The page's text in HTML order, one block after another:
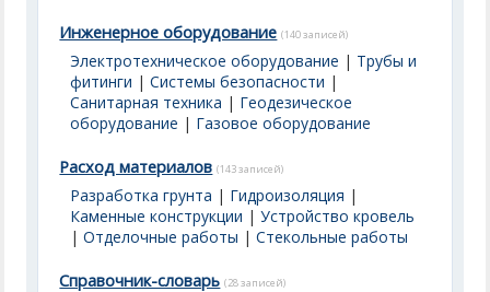
Инженерное оборудование (140 записей)
Электротехническое оборудование | Трубы и
фитинги |Системы безопасности |
Санитарная техника | Геодезическое
оборудование | Газовое оборудование
Расход материалов (143 записей)
Разработка грунта | Гидроизоляция |
Каменные конструкции |Устройство кровель
|Отделочные работы |Стекольные работы
Справочник-словарь (28 записей)